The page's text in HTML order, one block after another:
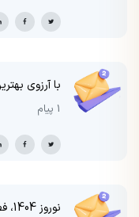
با آرزوی
1 پیام
نوروز 1404، فصلی نو برای خلق خاطرات شیرین